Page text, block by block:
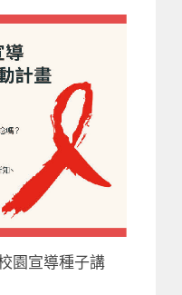
園宣導種子講